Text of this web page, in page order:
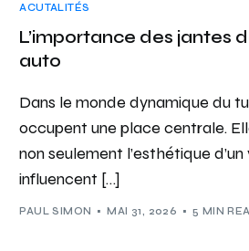
ACUTALITÉS
L’importance des jantes
auto
Dans le monde dynamique du
occupent une place centrale.
non seulement l’esthétique
influencent […]
PAUL SIMON MAI 31, 2026 5 MIN